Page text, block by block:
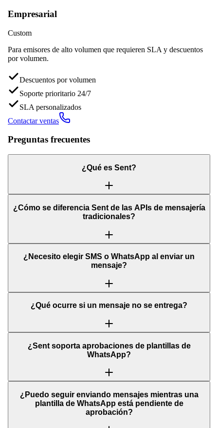
Empresarial
Custom
Para emisores de alto volumen que requieren SLA y descuentos
por volumen.
Descuentos por volumen
Soporte prioritario 24/7
SLA personalizados
Contactar ventas
Preguntas frecuentes
¿Qué es Sent?
¿Cómo se diferencia Sent de las APIs de mensajería
tradicionales?
¿Necesito elegir SMS o WhatsApp al enviar un
mensaje?
¿Qué ocurre si un mensaje no se entrega?
¿Sent soporta aprobaciones de plantillas de
WhatsApp?
¿Puedo seguir enviando mensajes mientras una
plantilla de WhatsApp está pendiente de
aprobación?